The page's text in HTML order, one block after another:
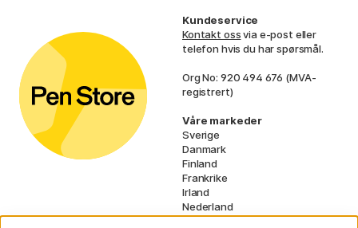
Kundeservice
Kontakt ossvia e-post eller
telefon hvis du har spørsmål.
Org No: 920 494 676 (MVA-
registrert)
Våre markeder
Sverige
Danmark
Finland
Frankrike
Irland
Nederland
Tyskland